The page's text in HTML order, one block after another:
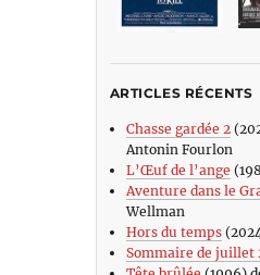
ARTICLES RÉCENTS
Chasse gardée 2
Antonin Fourlon
L’Œuf de l’ange
Aventure dans le
Wellman
Hors du temps
Sommaire de juillet